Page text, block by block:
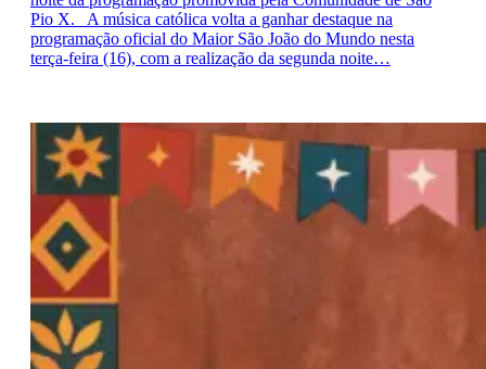
Pio X. A música católica volta a ganhar destaque na
programação oficial do Maior São João do Mundo nesta
terça-feira (16), com a realização da segunda noite…